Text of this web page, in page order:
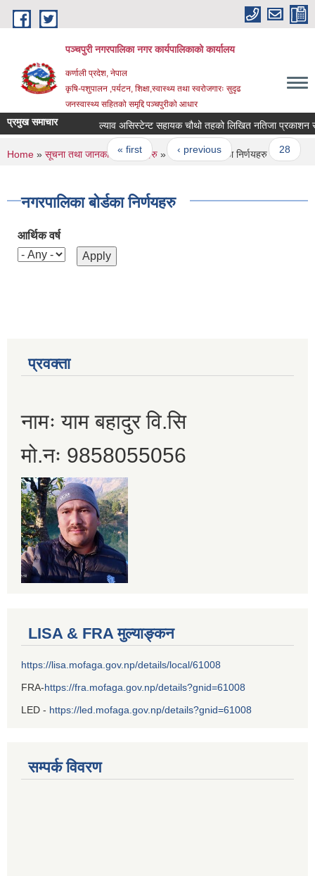
Skip to main content
पञ्चपुरी नगरपालिका नगर कार्यपालिकाको कार्यालय
कर्णाली प्रदेश, नेपाल
कृषि-पशुपालन ,पर्यटन, शिक्षा,स्वास्थ्य तथा स्वरोजगारः सुदृढ
जनस्वास्थ्य सहितको समृद्दि पञ्चपुरीको आधार
प्रमुख समाचार ल्याव असिस्टेन्ट सहायक चौथो तहको लिखित नतिजा प्रकाशन
Pages
« first ‹ previous … 28
You are here
Home » सूचना तथा जानकारी » निर्णयहरु » नगरपालिका बोर्डका निर्णयहरु
नगरपालिका बोर्डका निर्णयहरु
आर्थिक वर्ष
प्रवक्ता
नामः याम बहादुर वि.सि
मो.नः 9858055056
LISA & FRA मुल्याङ्कन
https://lisa.mofaga.gov.np/details/local/61008
FRA-https://fra.mofaga.gov.np/details?gnid=61008
LED - https://led.mofaga.gov.np/details?gnid=61008
सम्पर्क विवरण